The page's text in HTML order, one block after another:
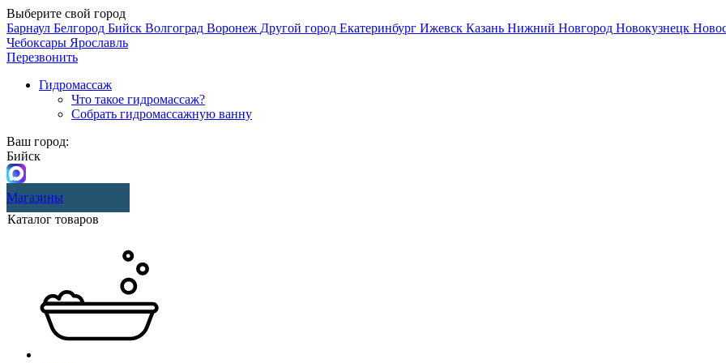
Выберите свой город
Барнаул Белгород Бийск Волгоград Воронеж Другой город Екатеринбург Ижевск Казань Нижний Новгород Новокузнецк
Чебоксары Ярославль
Перезвонить
Гидромассаж
Что такое гидромассаж?
Собрать гидромассажную ванну
Ваш город:
Бийск
Магазины
Каталог товаров